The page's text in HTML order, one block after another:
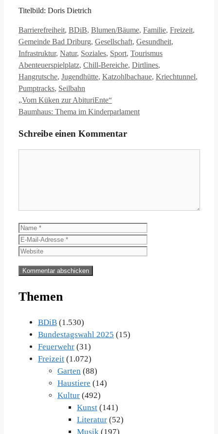
Titelbild: Doris Dietrich
Kategorien
Barrierefreiheit, BDiB, Blumen/Bäume, Familie, Freizeit,
Gemeinde Bad Driburg, Gesellschaft, Gesundheit,
Infrastruktur, Natur, Soziales, Sport, TourismusSchlagwörter
Abenteuerspielplatz, Chill-Bereiche, Dirtlines,
Hangrutsche, Jugendhütte, Katzohlbachaue, Kriechtunnel,
Pumptracks, Seilbahn
„Vom Küken zur AbituriEnte“
Baumhaus: Thema im Kinderparlament
Schreibe einen Kommentar
Name
Themen
BDiB (1.530)
Bundestagswahl 2025 (15)
Feuerwehr (31)
Freizeit (1.072)
Garten (88)
Haustiere (14)
Kultur (492)
Kunst (141)
Literatur (52)
Musik (197)